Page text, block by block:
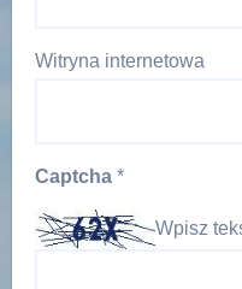
Witryna internetowa
Captcha *
Wpisz